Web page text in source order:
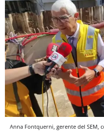
Anna Fontquerni, gerente del SEM,